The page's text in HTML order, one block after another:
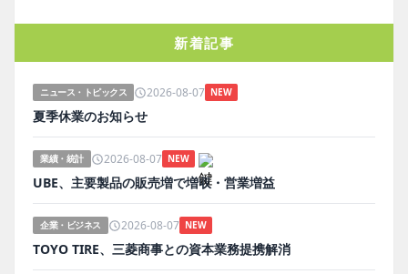
新着記事
ニュース・トピックス 2026-08-07 NEW
夏季休業のお知らせ
業績・統計 2026-08-07 NEW
UBE、主要製品の販売増で増収・営業増益
企業・ビジネス 2026-08-07 NEW
TOYO TIRE、三菱商事との資本業務提携解消